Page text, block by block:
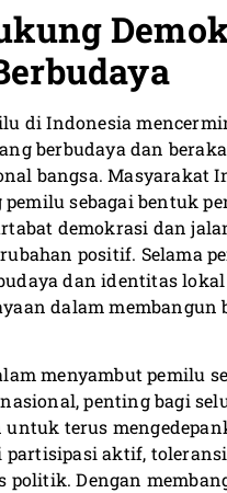
di Indonesia
berbudaya dan
bangsa. Masyarakat
sebagai bentuk
demokrasi dan
positif. Selama
dan identitas
dalam membangun
menyambut pemilu
penting bagi
untuk terus
partisipasi aktif,
politik. Dengan